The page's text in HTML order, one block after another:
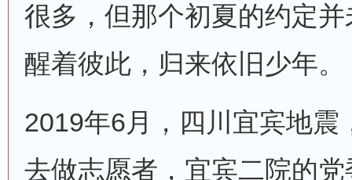
很多，但那个初夏的约定
醒着彼此，归来依旧少年。
2019年6月，四川宜宾地震
去做志愿者，宜宾二院的